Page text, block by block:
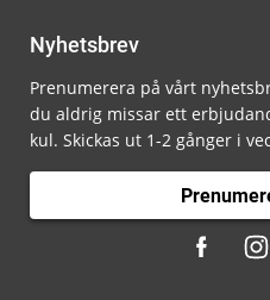
Nyhetsbrev
Prenumerera på vårt
du aldrig missar ett
kul. Skickas ut 1-2 gånger i